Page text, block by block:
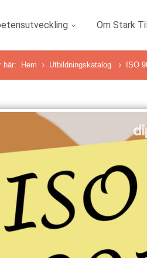
Om Stark
här: Hem Utbildningskatalog ISO